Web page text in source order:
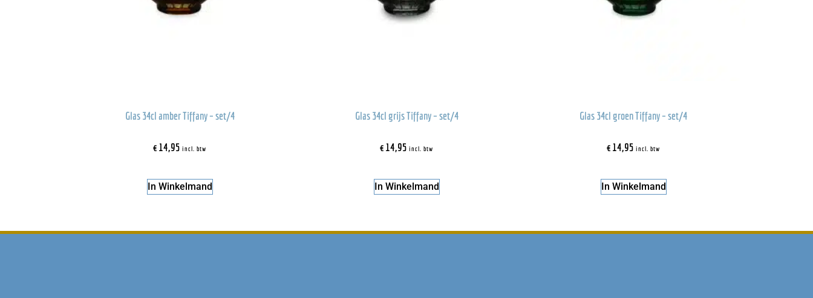
Glas 34cl amber Tiffany – set/4
€14,95 incl. btw
In Winkelmand
Glas 34cl grijs Tiffany – set/4
€14,95 incl. btw
In Winkelmand
Glas 34cl groen Tiffany – set/4
€14,95 incl. btw
In Winkelmand